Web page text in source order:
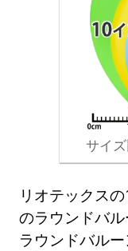
サイ
リオテックス
のラウンドバ
ラウンドバル